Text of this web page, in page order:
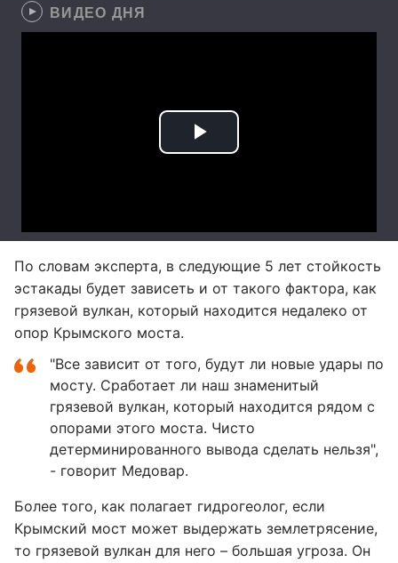
ВИДЕО ДНЯ
По словам эксперта, в следующие 5 лет стойкость
эстакады будет зависеть и от такого фактора, как
грязевой вулкан, который находится недалеко от
опор Крымского моста.
"Все зависит от того, будут ли новые удары по
мосту. Сработает ли наш знаменитый
грязевой вулкан, который находится рядом с
опорами этого моста. Чисто
детерминированного вывода сделать нельзя",
- говорит Медовар.
Более того, как полагает гидрогеолог, если
Крымский мост может выдержать землетрясение,
то грязевой вулкан для него – большая угроза. Он